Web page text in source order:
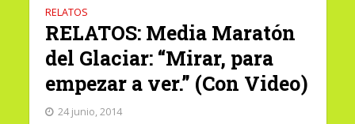
RELATOS
RELATOS: Media Maratón
del Glaciar: “Mirar, para
empezar a ver.” (Con Video)
24 junio, 2014